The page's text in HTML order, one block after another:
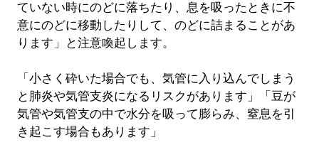
ていない時にのどに落ちたり、息を吸ったときに不
意にのどに移動したりして、のどに詰まることがあ
ります」と注意喚起します。
「小さく砕いた場合でも、気管に入り込んでしまう
と肺炎や気管支炎になるリスクがあります」「豆が
気管や気管支の中で水分を吸って膨らみ、窒息を引
き起こす場合もあります」